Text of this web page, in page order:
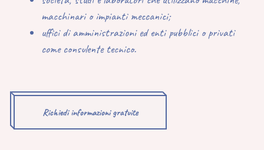
macchinari o impianti meccanici;
uffici di amministrazioni ed enti pubblici o privati
come consulente tecnico.
Richiedi informazioni gratuite